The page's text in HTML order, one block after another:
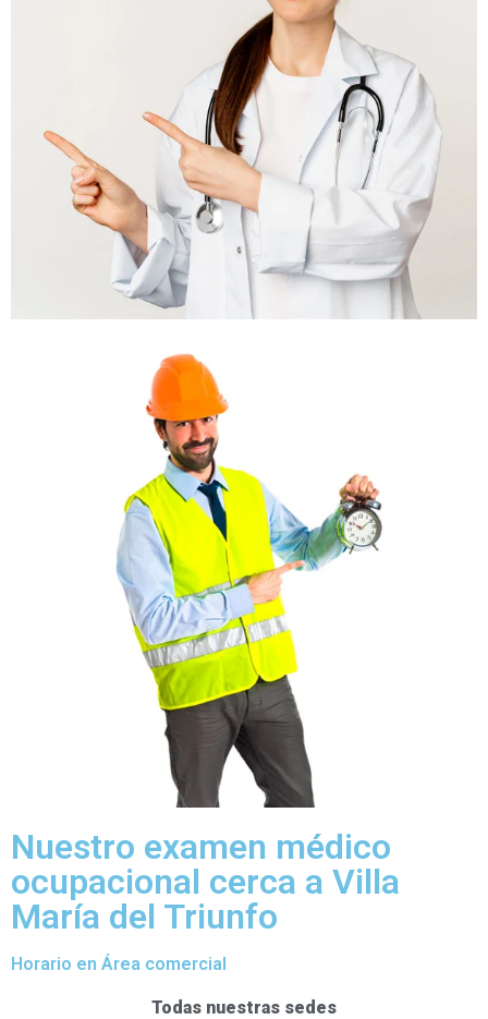
Nuestro examen médico
ocupacional cerca a Villa
María del Triunfo
Horario en Área comercial
Todas nuestras sedes